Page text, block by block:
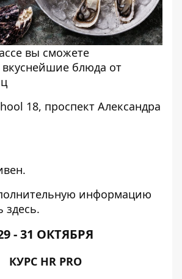
вы сможете
блюда от
18, проспект Александра
информацию
здесь.
- 31 ОКТЯБРЯ
КУРС HR PRO